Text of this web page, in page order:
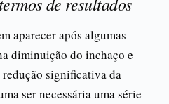
aparecer após algumas
diminuição do inchaço e
significativa da
ser necessária uma série